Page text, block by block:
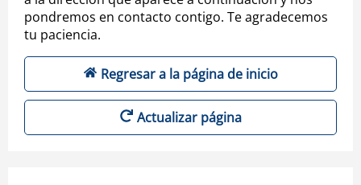
pondremos en contacto contigo. Te agradecemos
tu paciencia.
Regresar a la página de inicio
Actualizar página